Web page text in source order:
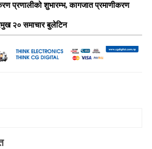
प्रणालीको शुभारम्भ, कागजात प्रमाणीकरण
२० समाचार बुलेटिन